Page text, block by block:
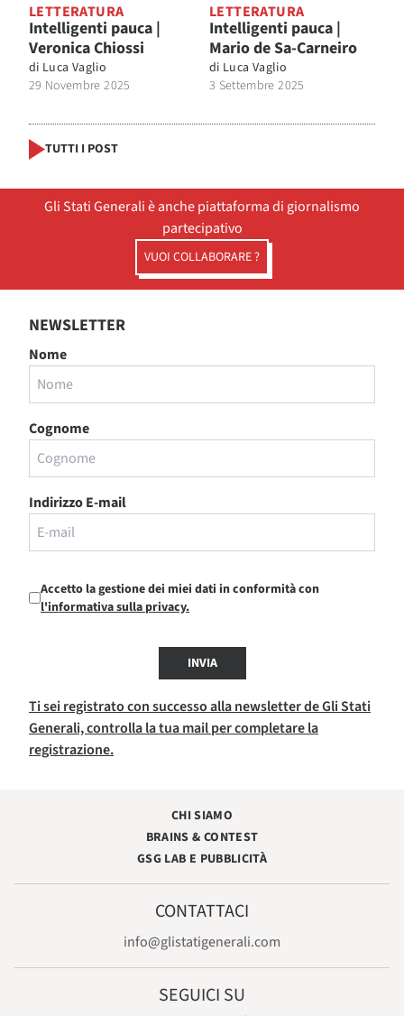
LETTERATURA
Intelligenti pauca |
Veronica Chiossi
di Luca Vaglio
29 Novembre 2025
LETTERATURA
Intelligenti pauca |
Mario de Sa-Carneiro
di Luca Vaglio
3 Settembre 2025
TUTTI I POST
Gli Stati Generali è anche piattaforma di giornalismo
partecipativo
VUOI COLLABORARE ?
NEWSLETTER
Nome
Cognome
Indirizzo E-mail
Accetto la gestione dei miei dati in conformità con
l'informativa sulla privacy.
INVIA
Ti sei registrato con successo alla newsletter de Gli Stati
Generali, controlla la tua mail per completare la
registrazione.
CHI SIAMO
BRAINS & CONTEST
GSG LAB E PUBBLICITÀ
CONTATTACI
info@glistatigenerali.com
SEGUICI SU